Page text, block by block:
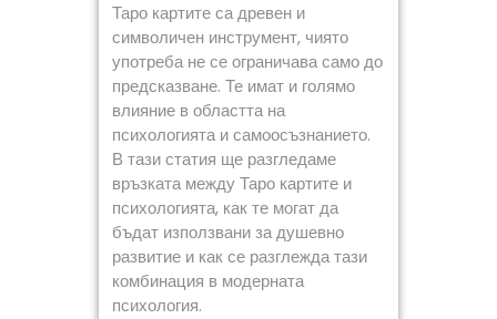
Таро картите са древен и
символичен инструмент, чиято
употреба не се ограничава само до
предсказване. Те имат и голямо
влияние в областта на
психологията и самоосъзнанието.
В тази статия ще разгледаме
връзката между Таро картите и
психологията, как те могат да
бъдат използвани за душевно
развитие и как се разглежда тази
комбинация в модерната
психология.